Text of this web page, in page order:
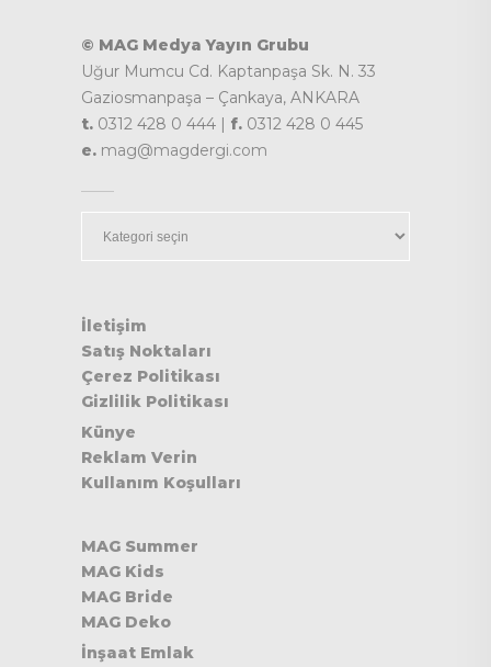
© MAG Medya Yayın Grubu
Uğur Mumcu Cd. Kaptanpaşa Sk. N. 33
Gaziosmanpaşa – Çankaya, ANKARA
t. 0312 428 0 444 | f. 0312 428 0 445
e. mag@magdergi.com
İletişim
Satış Noktaları
Çerez Politikası
Gizlilik Politikası
Künye
Reklam Verin
Kullanım Koşulları
MAG Summer
MAG Kids
MAG Bride
MAG Deko
İnşaat Emlak